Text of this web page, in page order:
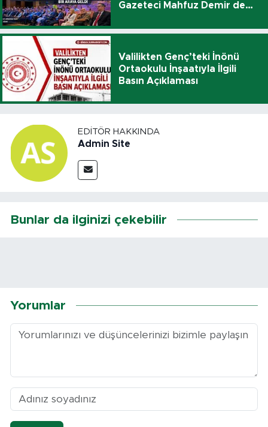
Gazeteci Mahfuz Demir de
Valilikten Genç’teki İnönü
Ortaokulu İnşaatıyla İlgili
Basın Açıklaması
EDITÖR HAKKINDA
Admin Site
Bunlar da ilginizi çekebilir
Yorumlar